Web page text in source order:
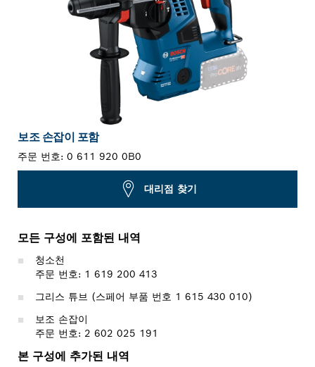
보조 손잡이 포함
주문 번호: 0 611 920 0B0
대리점 찾기
모든 구성에 포함된 내역
청소천
주문 번호: 1 619 200 413
그리스 튜브 (스페어 부품 번호 1 615 430 010)
보조 손잡이
주문 번호: 2 602 025 191
본 구성에 추가된 내역